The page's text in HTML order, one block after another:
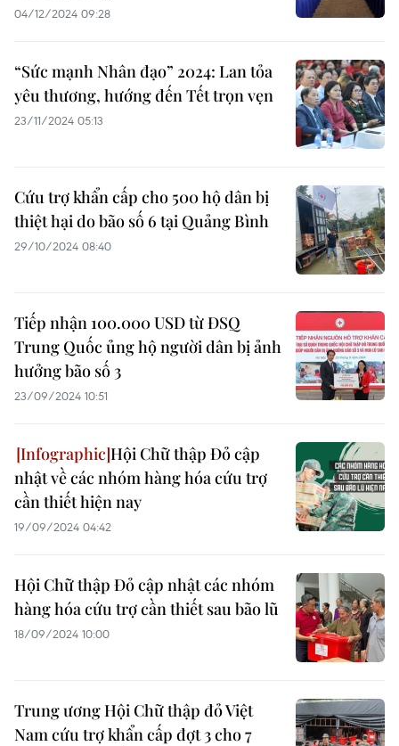
04/12/2024 09:28
“Sức mạnh Nhân đạo” 2024: Lan tỏa
yêu thương, hướng đến Tết trọn vẹn
23/11/2024 05:13
Cứu trợ khẩn cấp cho 500 hộ dân bị
thiệt hại do bão số 6 tại Quảng Bình
29/10/2024 08:40
Tiếp nhận 100.000 USD từ ĐSQ
Trung Quốc ủng hộ người dân bị ảnh
hưởng bão số 3
23/09/2024 10:51
Hội Chữ thập Đỏ cập
nhật về các nhóm hàng hóa cứu trợ
cần thiết hiện nay
19/09/2024 04:42
Hội Chữ thập Đỏ cập nhật các nhóm
hàng hóa cứu trợ cần thiết sau bão lũ
18/09/2024 10:00
Trung ương Hội Chữ thập đỏ Việt
Nam cứu trợ khẩn cấp đợt 3 cho 7